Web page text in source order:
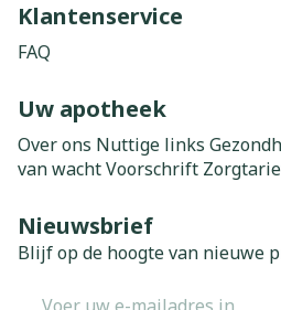
Klantenservice
FAQ
Uw apotheek
Over ons Nuttige links
van wachtVoorschrift
Nieuwsbrief
Blijf op de hoogte van nieuwe